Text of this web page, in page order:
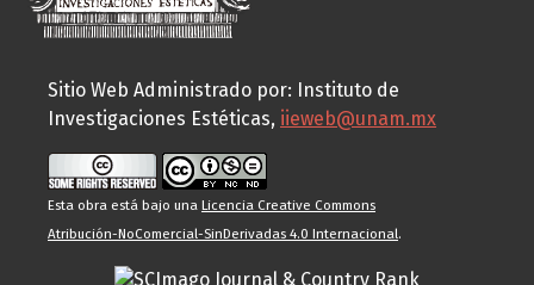
Sitio Web Administrado por: Instituto de
Investigaciones Estéticas, iieweb@unam.mx
Esta obra está bajo una Licencia Creative Commons
Atribución-NoComercial-SinDerivadas 4.0 Internacional.